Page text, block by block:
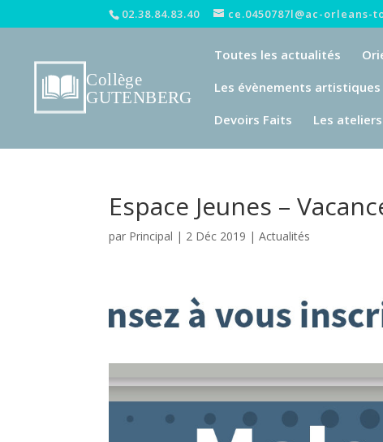
02.38.84.83.40 ce.0450787l@ac-orleans-
Toutes les actualités
Les évènements
Devoirs Faits
Les ateliers
Espace Jeunes –
par Principal | 2 Déc 2019 |Actualités